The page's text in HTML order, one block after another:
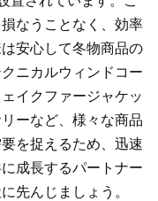
なうことなく、効率
安心して冬物商品の
ニカルウィンドコー
イクファージャケッ
ーなど、様々な商品
を捉えるため、迅速
成長するパートナー
先んじましょう。